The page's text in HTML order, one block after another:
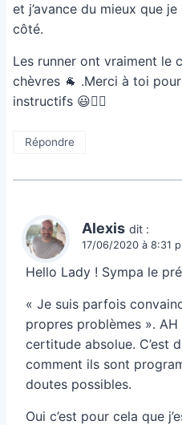
et j’avance du mieux que
côté.
Les runner ont vraiment le
chèvres 🐐 .Merci à toi
instructifs 😃👍🏻
Répondre
Alexis dit :
17/06/2020 à 8:31
Hello Lady ! Sympa le
« Je suis parfois
propres problèmes ». AH
certitude absolue. C’est
comment ils sont
doutes possibles.
Oui c’est pour cela que